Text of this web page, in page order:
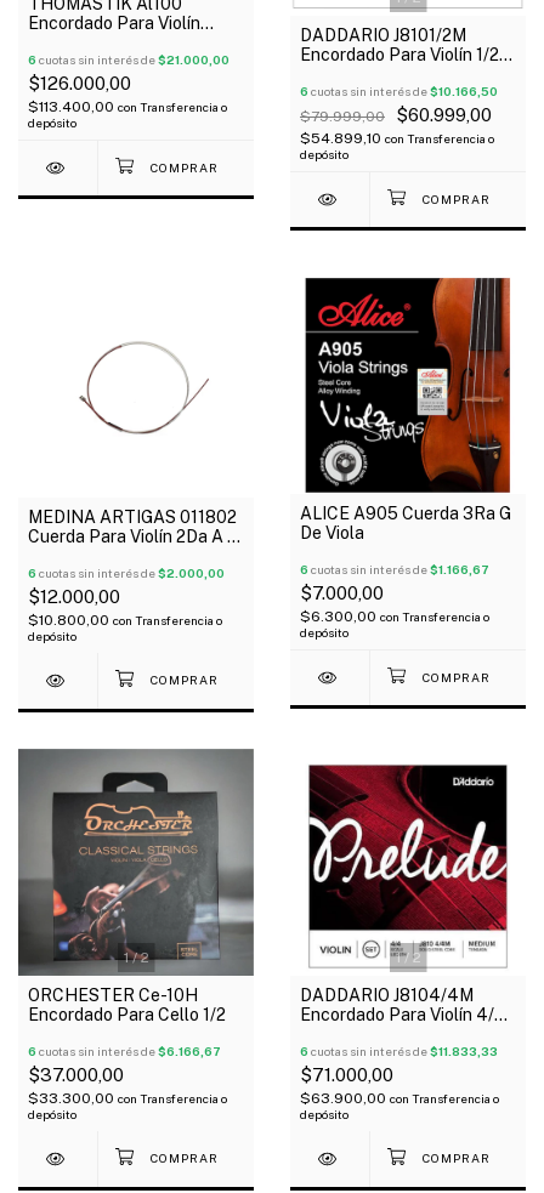
THOMASTIK Al100
Encordado Para Violín
6 cuotas sin interés de$21.000,00
$126.000,00
$113.400,00 con Transferencia o
depósito
DADDARIO J8101/2M
Encordado Para Violín 1/2
6 cuotas sin interés de$10.166,50
$79.999,00 $60.999,00
$54.899,10 con Transferencia o
depósito
MEDINA ARTIGAS 011802
Cuerda Para Violín 2Da A X
6 cuotas sin interés de$2.000,00
$12.000,00
$10.800,00 con Transferencia o
depósito
ALICE A905 Cuerda 3Ra G
De Viola
6 cuotas sin interés de$1.166,67
$7.000,00
$6.300,00 con Transferencia o
depósito
1/2
ORCHESTER Ce-10H
Encordado Para Cello 1/2
6 cuotas sin interés de$6.166,67
$37.000,00
$33.300,00 con Transferencia o
depósito
1/ 2
DADDARIO J8104/4M
Encordado Para Violín 4/4
6 cuotas sin interés de$11.833,33
$71.000,00
$63.900,00 con Transferencia o
depósito